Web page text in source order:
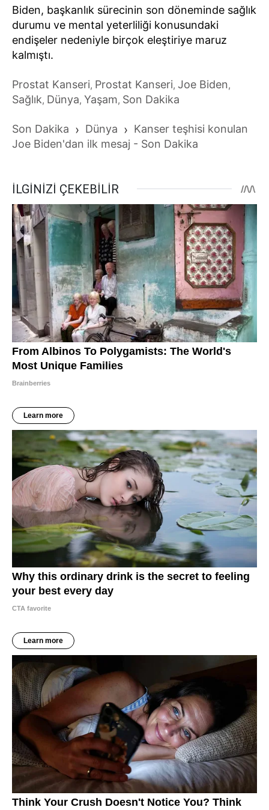
Biden, başkanlık sürecinin son döneminde sağlık
durumu ve mental yeterliliği konusundaki
endişeler nedeniyle birçok eleştiriye maruz
kalmıştı.
Prostat Kanseri, Prostat Kanseri, Joe Biden,
Sağlık, Dünya, Yaşam, Son Dakika
Son Dakika › Dünya › Kanser teşhisi konulan
Joe Biden'dan ilk mesaj - Son Dakika